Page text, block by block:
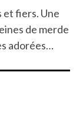
et fiers. Une
de merde
adorées…